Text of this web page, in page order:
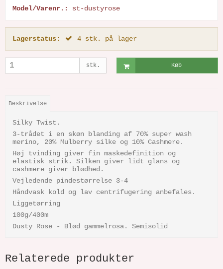
Model/Varenr.: st-dustyrose
Lagerstatus: 4 stk. på lager
stk. Køb
Beskrivelse
Silky Twist.
3-trådet i en skøn blanding af 70% super wash
merino, 20% Mulberry silke og 10% Cashmere.
Høj tvinding giver fin maskedefinition og
elastisk strik. Silken giver lidt glans og
cashmere giver blødhed.
Vejledende pindestørrelse 3-4
Håndvask kold og lav centrifugering anbefales.
Liggetørring
100g/400m
Dusty Rose - Blød gammelrosa. Semisolid
Relaterede produkter